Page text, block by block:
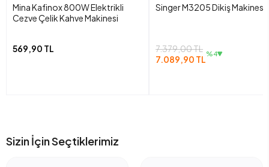
Mina Kafinox 800W Elektrikli
Cezve Çelik Kahve Makinesi
569,90 TL
Singer M3205 Dikiş Makinesi
7.379,00 TL
7.089,90 TL %4
Sizin İçin Seçtiklerimiz